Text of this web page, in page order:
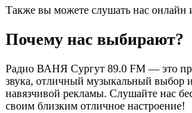
Также вы можете слушать нас онлайн
Почему нас выбирают?
Радио ВАНЯ Сургут 89.0 FM — это
звука, отличный музыкальный выбор
навязчивой рекламы. Слушайте нас
своим близким отличное настроение!